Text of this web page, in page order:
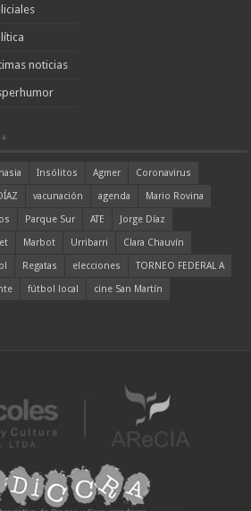
noticias
Insólitos Agmer
Coronavirus
vacunación agenda
Mario Rovina
Parque Sur ATE
Jorge Díaz
Marbot Urribarri
Clara Chauvín
Regatas elecciones
TORNEO FEDERAL A
fútbol local cine San Martín